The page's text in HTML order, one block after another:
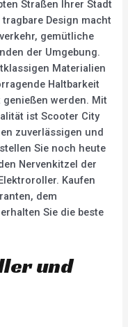
Straßen Ihrer Stadt
Design macht
gemütliche
der Umgebung.
Materialien
Haltbarkeit
genießen werden. Mit
ist Scooter City
zuverlässigen und
Sie noch heute
Nervenkitzel der
Kaufen
dem
Sie die beste
und